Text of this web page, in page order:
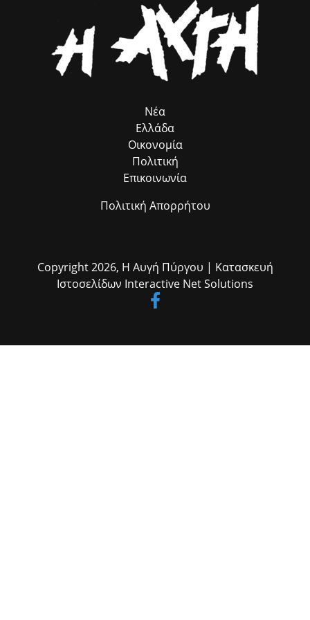
Νέα
Ελλάδα
Οικονομία
Πολιτική
Επικοινωνία
Πολιτική Απορρήτου
Copyright 2026, Η Αυγή Πύργου | Κατασκευή
Ιστοσελίδων Interactive Net Solutions